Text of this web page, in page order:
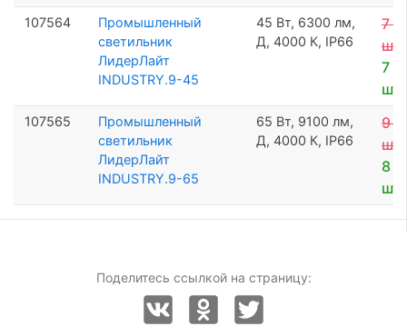
107564
Промышленный
светильник
ЛидерЛайт
INDUSTRY.9-45
45 Вт, 6300 лм,
Д, 4000 К, IP66
7
шт
7
шт
107565
Промышленный
светильник
ЛидерЛайт
INDUSTRY.9-65
65 Вт, 9100 лм,
Д, 4000 К, IP66
9
шт
8
шт
Поделитесь ссылкой на страницу: